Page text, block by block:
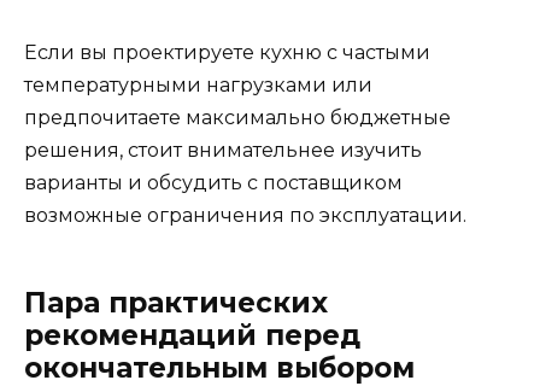
Если вы проектируете кухню с частыми
температурными нагрузками или
предпочитаете максимально бюджетные
решения, стоит внимательнее изучить
варианты и обсудить с поставщиком
возможные ограничения по эксплуатации.
Пара практических
рекомендаций перед
окончательным выбором